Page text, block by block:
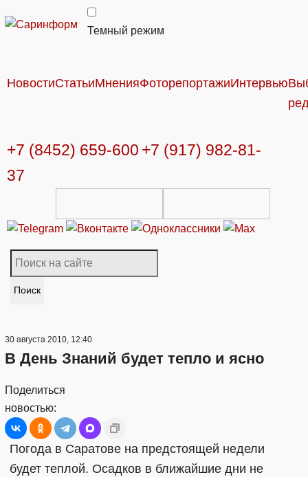
Темный режим
НовостиСтатьиМненияФоторепортажиИнтервью
+7 (8452) 659-600 +7 (917) 982-81-
37
Поиск
30 августа 2010, 12:40
В День Знаний будет тепло и ясно
Поделиться
новостью:
Погода в Саратове на предстоящей недели
будет теплой. Осадков в ближайшие дни не